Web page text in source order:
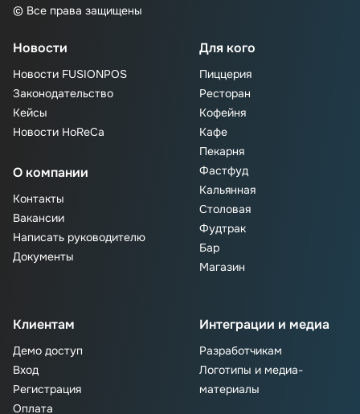
© Все права защищены
Новости
Новости FUSIONPOS
Законодательство
Кейсы
Новости HoReCa
О компании
Контакты
Вакансии
Написать руководителю
Документы
Для кого
Пиццерия
Ресторан
Кофейня
Кафе
Пекарня
Фастфуд
Кальянная
Столовая
Фудтрак
Бар
Магазин
Клиентам
Демо доступ
Вход
Регистрация
Оплата
Интеграции и медиа
Разработчикам
Логотипы и медиа-
материалы